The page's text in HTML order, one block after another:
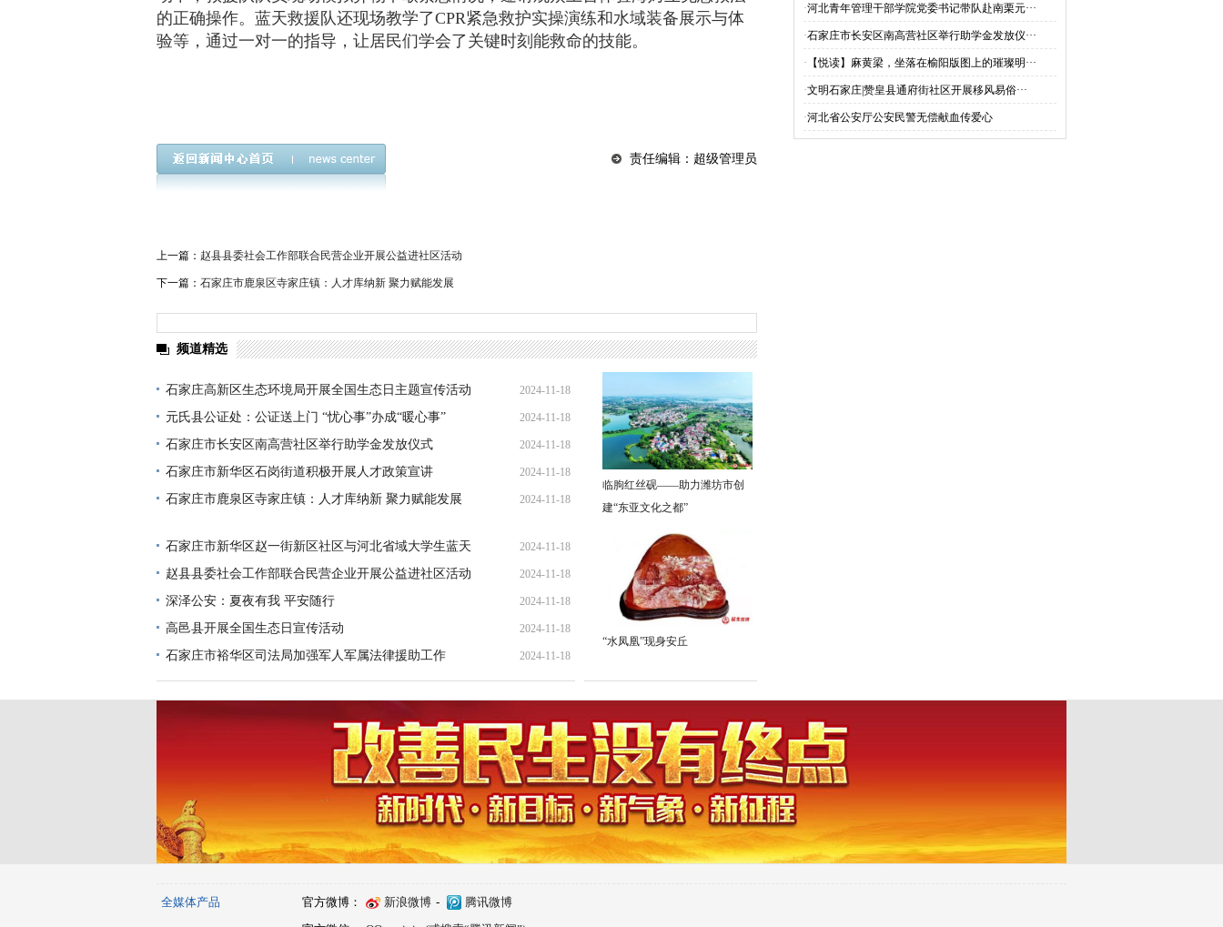
的正确操作。蓝天救援队还现场教学了CPR紧急救护实操演练和水域装备展示与体
验等，通过一对一的指导，让居民们学会了关键时刻能救命的技能。
责任编辑：超级管理员
上一篇： 赵县县委社会工作部联合民营企业开展公益进社区活动
下一篇： 石家庄市鹿泉区寺家庄镇：人才库纳新 聚力赋能发展
频道精选
石家庄高新区生态环境局开展全国生态日主题宣传活动 2024-11-18
元氏县公证处：公证送上门 “忧心事”办成“暖心事” 2024-11-18
石家庄市长安区南高营社区举行助学金发放仪式 2024-11-18
石家庄市新华区石岗街道积极开展人才政策宣讲 2024-11-18
石家庄市鹿泉区寺家庄镇：人才库纳新 聚力赋能发展 2024-11-18
石家庄市新华区赵一街新区社区与河北省域大学生蓝天
救援队联合成立联络处
2024-11-18
赵县县委社会工作部联合民营企业开展公益进社区活动 2024-11-18
深泽公安：夏夜有我 平安随行 2024-11-18
高邑县开展全国生态日宣传活动 2024-11-18
石家庄市裕华区司法局加强军人军属法律援助工作 2024-11-18
临朐红丝砚——助力潍坊市创
建“东亚文化之都”
“水凤凰”现身安丘
·河北青年管理干部学院党委书记带队赴南栗元···
·石家庄市长安区南高营社区举行助学金发放仪···
· 【悦读】麻黄梁，坐落在榆阳版图上的璀璨明···
·文明石家庄|赞皇县通府街社区开展移风易俗···
·河北省公安厅公安民警无偿献血传爱心
全媒体产品 官方微博： 新浪微博 -
腾讯微博